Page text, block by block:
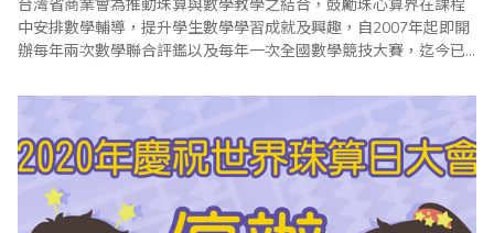
台灣省商業會為推動珠算與數學教學之結合，鼓勵珠心算界在課程
中安排數學輔導，提升學生數學學習成就及興趣，自2007年起即開
辦每年兩次數學聯合評鑑以及每年一次全國數學競技大賽，迄今已
學評鑑及競技大賽試題頗受好評，為提供考區配合評鑑及比賽參加
年級、國小二年級、國小三年級、國小四年級、國小五..